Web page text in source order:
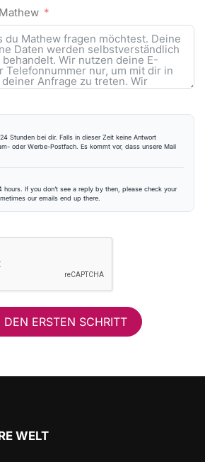
Stunden bei dir. Falls in dieser Zeit keine Antwort
oder Werbe-Postfach. Es kommt vor, dass unsere Mail
hours. If you don’t see a reply by then, please check your
our emails end up there.
DEN ERSTEN SCHRITT
WELT